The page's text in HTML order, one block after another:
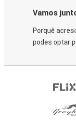
Vamos
Porquê
podes optar